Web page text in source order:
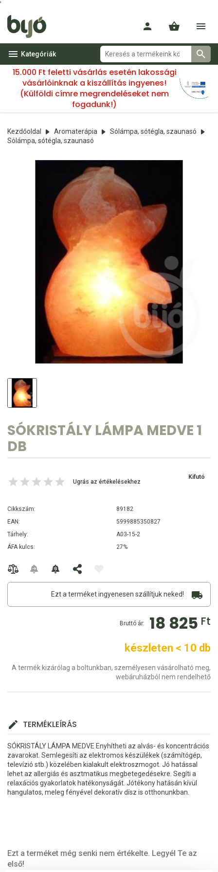
'
Kategóriák
15.000 Ft feletti vásárlás esetén lakossági
vásárlóinknak a kiszállítás ingyenes!
(Külföldi címre megrendeléseket nem
fogadunk!)
Kezdőoldal Aromaterápia
Sólámpa, sótégla, szaunasó
Sólámpa, sótégla, szaunasó
SÓKRISTÁLY LÁMPA MEDVE 1
DB
Ugrás az értékelésekhez
Kifutó
Cikkszám:
89182
EAN:
5999885350827
Tárhely:
A03-15-2
ÁFA kulcs:
27%
Ezt a terméket ingyenesen szállítjuk neked!
Bruttó ár: 18 825 Ft
készleten < 10 db
A termék kizárólag a boltunkban, személyesen vásárolható meg,
webáruházból nem rendelhető
TERMÉKLEÍRÁS
SÓKRISTÁLY LÁMPA MEDVE Enyhítheti az alvás- és koncentrációs
zavarokat. Semlegesíti az elektromos készülékek (számítógép,
televízió stb.) közelében kialakult elektroszmogot. Jó hatással
lehet az allergiás és asztmatikus megbetegedésekre. Segíti a
relaxációs gyakorlatok hatékonyságát. Jótékony hatásán kívül
hangulatos, meleg fényével dekoratív dísz is otthonunkban.
Ezt a terméket még senki nem értékelte. Legyél Te az
első!